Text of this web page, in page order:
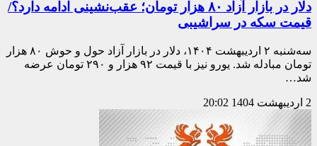
دلار در بازار آزاد ۸۰ هزار تومان؛ عقب‌نشینی ادامه دارد؟/
قیمت سکه در سراشیبی
سه‌شنبه ۲ اردیبهشت ۱۴۰۴، دلار در بازار آزاد حول و حوش ۸۰ هزار
تومان مبادله شد. یورو نیز با قیمت ۹۲ هزار و ۲۹۰ تومان عرضه
شد…
2 اردیبهشت 1404 20:02